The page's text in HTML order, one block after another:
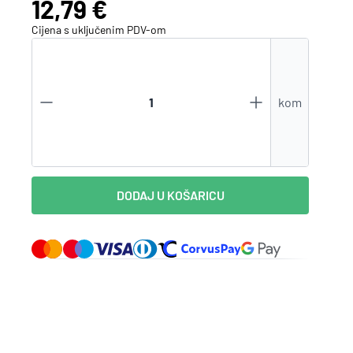
Zaboravili ste lozinku?
STE NA WEBSHOP-U?
Cijena:
12,79 €
Cijena s uključenim PDV-om
kom
DODAJ U KOŠARICU